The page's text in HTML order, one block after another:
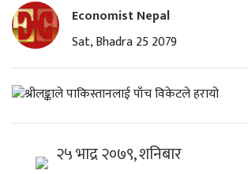
Economist Nepal
Sat, Bhadra 25 2079
२५ भाद्र २०७९, शनिबार